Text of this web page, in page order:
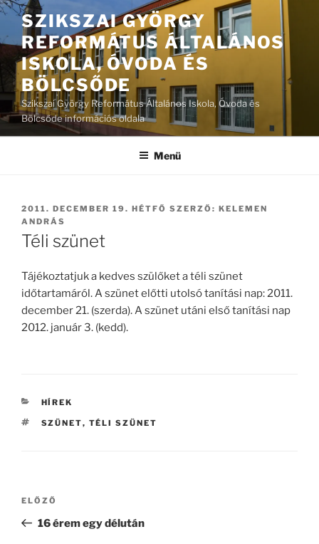
Tartalomhoz
SZIKSZAI GYÖRGY
REFORMÁTUS ÁLTALÁNOS
ISKOLA, ÓVODA ÉS
BÖLCSŐDE
Szikszai György Református Általános Iskola, Óvoda és
Bölcsőde információs oldala
Menü
BEKÜLDVE:
2011. DECEMBER 19. HÉTFŐ SZERZŐ: KELEMEN
ANDRÁS
Téli szünet
Tájékoztatjuk a kedves szülőket a téli szünet
időtartamáról. A szünet előtti utolsó tanítási nap: 2011.
december 21. (szerda). A szünet utáni első tanítási nap
2012. január 3. (kedd).
KATEGÓRIÁK
HÍREK
CÍMKÉK
SZÜNET, TÉLI SZÜNET
Bejegyzés
Korábbi
bejegyzés
ELŐZŐ
16 érem egy délután